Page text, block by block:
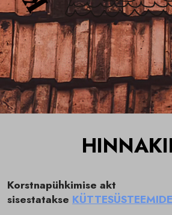
Korstnapühkimise akt
sisestatakse